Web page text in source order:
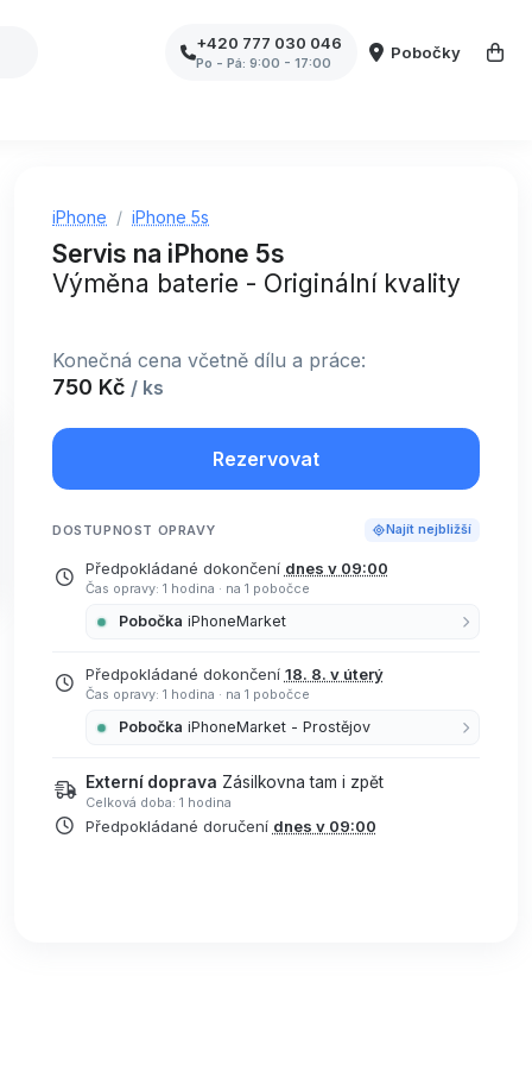
+420 777 030 046
Po - Pá: 9:00 - 17:00
Pobočky
iPhone iPhone 5s
Servis na iPhone 5s
Výměna baterie - Originální kvality
Konečná cena včetně dílu a práce:
750 Kč / ks
Rezervovat
DOSTUPNOST OPRAVY Najít nejbližší
Předpokládané dokončení dnes v 09:00
Čas opravy: 1 hodina · na 1 pobočce
Pobočka iPhoneMarket
Předpokládané dokončení 18. 8. v úterý
Čas opravy: 1 hodina · na 1 pobočce
Pobočka iPhoneMarket - Prostějov
Externí doprava Zásilkovna tam i zpět
Celková doba: 1 hodina
Předpokládané doručení dnes v 09:00